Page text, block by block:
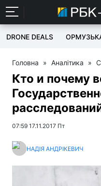
DRONE DEALS
Головна » Аналітика »
Кто и почему
07:59 17.11.2017 Пт
НАДІЯ АНДРІКЕВИЧ